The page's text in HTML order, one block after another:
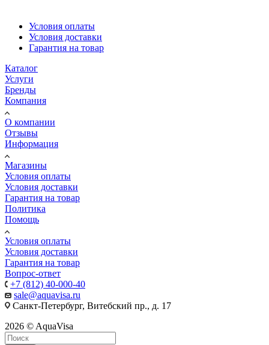
Условия оплаты
Условия доставки
Гарантия на товар
Каталог
Услуги
Бренды
Компания
О компании
Отзывы
Информация
Магазины
Условия оплаты
Условия доставки
Гарантия на товар
Политика
Помощь
Условия оплаты
Условия доставки
Гарантия на товар
Вопрос-ответ
+7 (812) 40-000-40
sale@aquavisa.ru
Санкт-Петербург, Витебский пр., д. 17
2026 © AquaVisa